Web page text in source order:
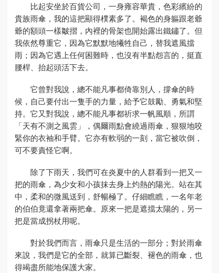
比起安坐於百貨公司，一身雍容華貴，色彩繽紛的
貴族雨傘，我的這把顯得樸素多了。褐色的身軀跟老爺
爺的額頭一樣皺摺，內裡的骨架也開始露出鐵鏽了。但
我依然尊重它，因為它默默地犧牲自己，替我遮風擋
雨；因為它遇上任何困難時，也沒有半點怨言的，挺直
腰桿、抬起頭活下去。
它曾對我說，總不能凡事都倚靠別人，撐傘的時
候，自己要付出一隻手的力量，給予它鼓勵、勇氣和堅
持。它又對我說，總不能凡事都祈求一帆風順，所謂
「天有不測之風雲」，偶爾雨點會繞過雨傘，狠狠地咬
緊你的衣袖和手臂。它亦有軟弱的一刻，當它被吹倒，
可不要責怪它啊。
除了下雨天，我們可在炎夏中的人群看到一把又一
把的雨傘，為少女和小孩抹去身上灼熱的陽光。站在其
中，柔和的微風送到，舒暢極了。仔細瞧瞧，一名年老
的伯伯竟還拿著兩把傘。原來一把是遮擋太陽的，另一
把是當成拐杖用呢。
對於我們而言，雨傘只是生活的一部分；對於雨傘
來說，我們是它的全部，就算已斷裂、褪色的雨傘，也
得竭盡所能地保護大家。